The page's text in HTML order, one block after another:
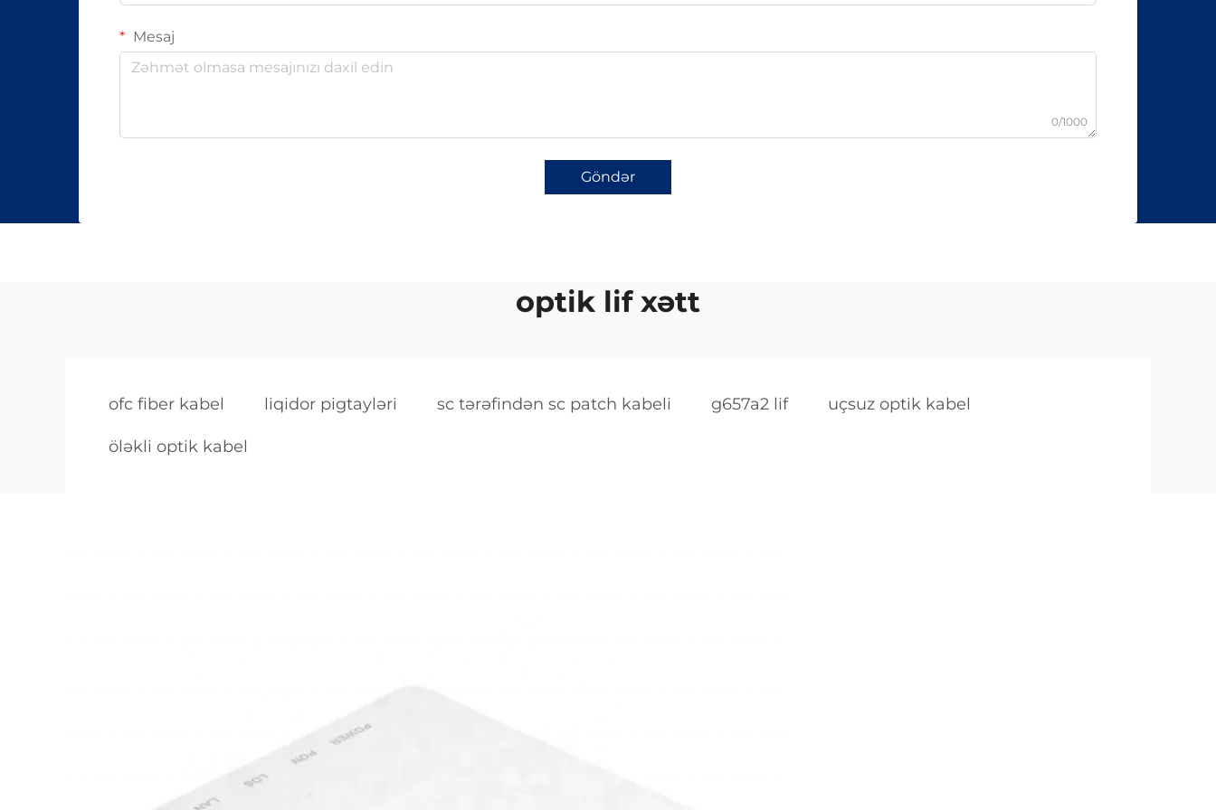
kəskin artdı. Məsələn, şüşənin
təmizliyini artırmaqla siqnal itkisini
ötürməyə imkan verdi. Hazırda
Mesaj
0/1000
Göndər
optik lif xətt
ofc fiber kabel liqidor pigtayləri sc tərəfindən sc patch kabeli g657a2 lif uçsuz optik kabel
öləkli optik kabel